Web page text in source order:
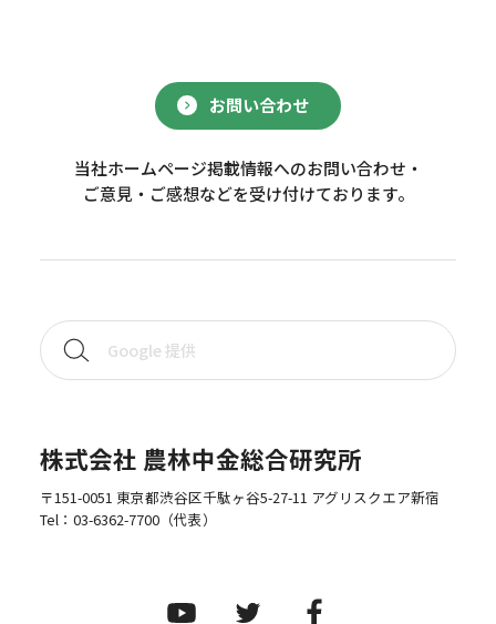
お問い合わせ
当社ホームページ掲載情報へのお問い合わせ・
ご意見・ご感想などを受け付けております。
株式会社 農林中金総合研究所
〒151-0051 東京都渋谷区千駄ヶ谷5-27-11 アグリスクエア新宿
Tel： 03-6362-7700（代表）